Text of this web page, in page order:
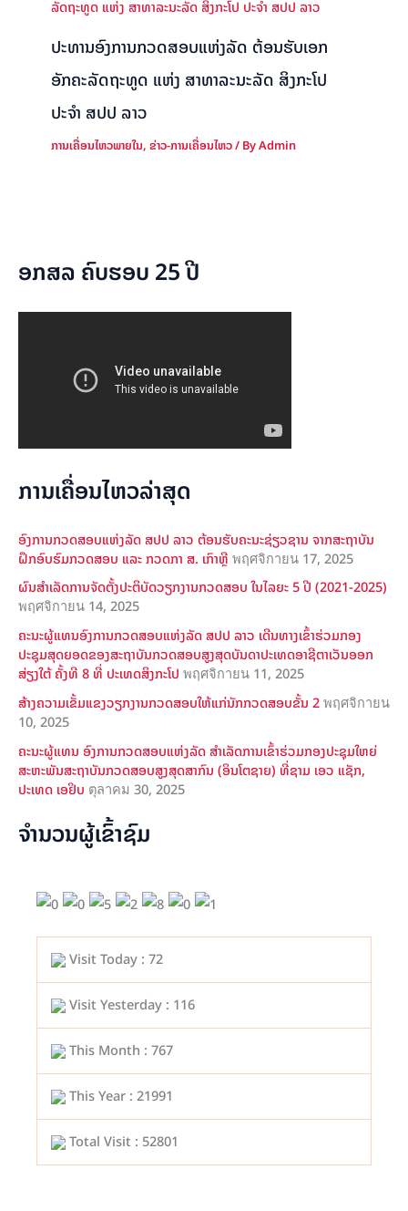
ປະທານອົງການກວດສອບແຫ່ງລັດ ຕ້ອນຮັບເອກ
ອັກຄະລັດຖະທູດ ແຫ່ງ ສາທາລະນະລັດ ສິງກະໂປ
ປະຈຳ ສປປ ລາວ
ການເຄື່ອນໄຫວພາຍໃນ,ຂ່າວ-ການເຄື່ອນໄຫວ/ ByAdmin
ອກສລ ຄົບຮອບ 25 ປີ
ການເຄື່ອນໄຫວລ່າສຸດ
ອົງການກວດສອບແຫ່ງລັດ ສປປ ລາວ ຕ້ອນຮັບຄະນະຊ່ຽວຊານ ຈາກສະຖາບັນ
ຝຶກອົບຮົມກວດສອບ ແລະ ກວດກາ ສ. ເກົາຫຼີ พฤศจิกายน 17, 2025
ຜົນສໍາເລັດການຈັດຕັ້ງປະຕິບັດວຽກງານກວດສອບ ໃນໄລຍະ 5 ປີ (2021-2025)
พฤศจิกายน 14, 2025
ຄະນະຜູ້ແທນອົງການກວດສອບແຫ່ງລັດ ສປປ ລາວ ເດີນທາງເຂົ້າຮ່ວມກອງ
ປະຊຸມສຸດຍອດຂອງສະຖາບັນກວດສອບສູງສຸດບັນດາປະເທດອາຊີຕາເວັນອອກ
ສ່ຽງໃຕ້ ຄັ້ງທີ 8 ທີ່ ປະເທດສິງກະໂປ พฤศจิกายน 11, 2025
ສ້າງຄວາມເຂັ້ມແຂງວຽກງານກວດສອບໃຫ້ແກ່ນັກກວດສອບຂັ້ນ 2พฤศจิกายน
10, 2025
ຄະນະຜູ້ແທນ ອົງການກວດສອບແຫ່ງລັດ ສຳເລັດການເຂົ້າຮ່ວມກອງປະຊຸມໃຫຍ່
ສະຫະພັນສະຖາບັນກວດສອບສູງສຸດສາກົນ (ອິນໂຕຊາຍ) ທີ່ຊາມ ເອວ ແຊັກ,
ປະເທດ ເອຢິບ ตุลาคม 30, 2025
ຈຳນວນຜູ້ເຂົ້າຊົມ
Visit Today : 72
Visit Yesterday : 116
This Month : 767
This Year : 21991
Total Visit : 52801